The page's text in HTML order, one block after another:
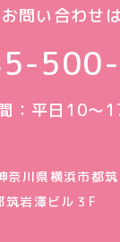
問い合わせ
：平日10〜
川県横浜市都
筑岩澤ビル３F